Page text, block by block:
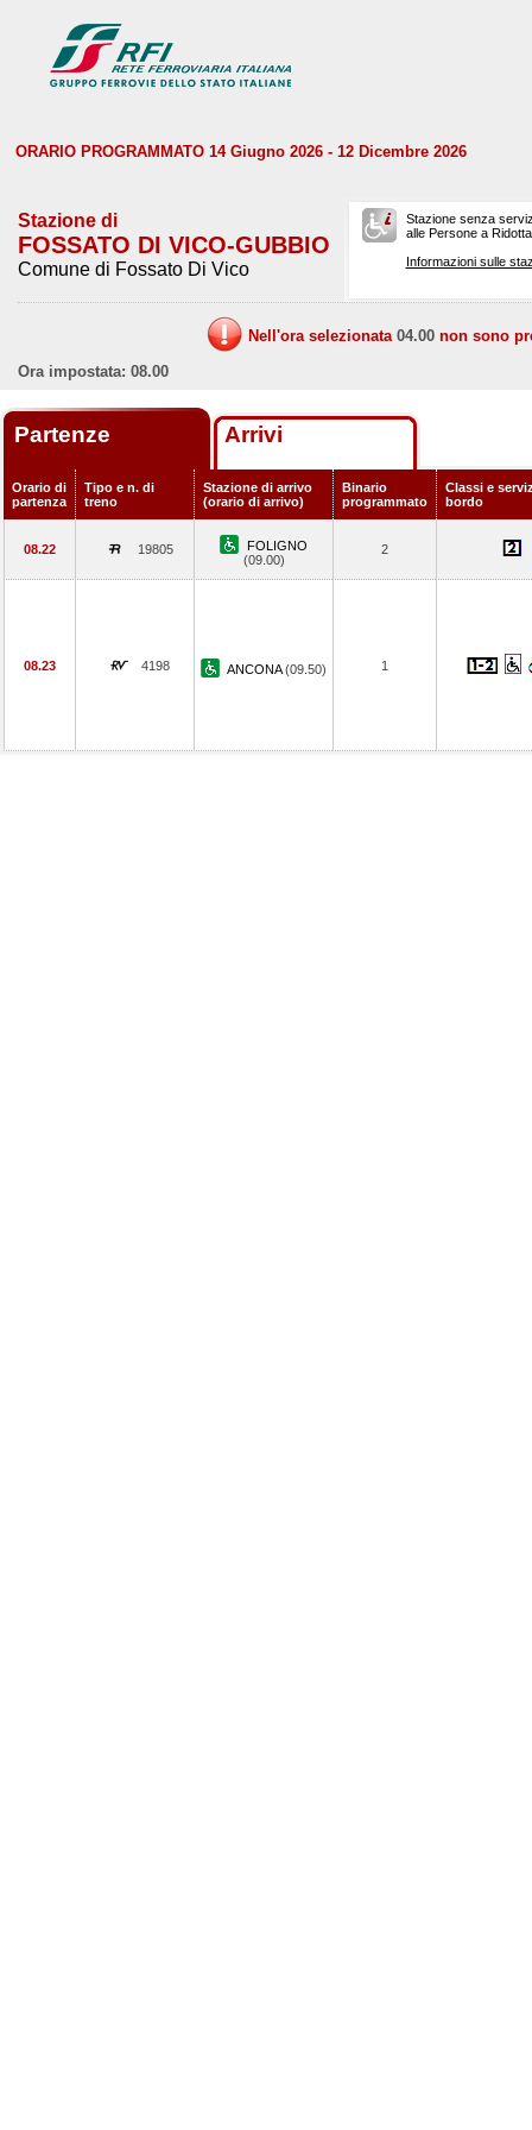
ORARIO PROGRAMMATO 14 Giugno 2026 - 12 Dicembre 2026
Stazione di
FOSSATO DI VICO-GUBBIO
Comune di Fossato Di Vico
Stazione senza
alle Persone a
Informazioni sulle
Nell'ora selezionata 04.00 non sono
Ora impostata: 08.00
Partenze Arrivi
Orario di
partenza
Tipo e n. di
treno
Stazione di arrivo
(orario di arrivo)
Binario
programmato
Classi e
bordo
08.22 19805
FOLIGNO
(09.00)
2
08.23 4198 ANCONA(09.50) 1